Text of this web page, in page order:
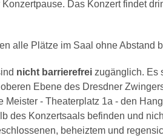
Das Konzert findet
alle Plätze im Saal ohne Abstand
nicht barrierefrei zugänglich. Es
Ebene des Dresdner
Meister - Theaterplatz 1a - den
des Konzertsaals befinden und
beheiztem und